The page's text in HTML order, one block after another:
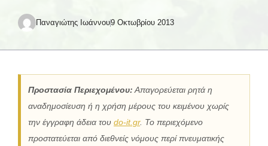
Παναγιώτης Ιωάννου9 Οκτωβρίου 2013
Προστασία Περιεχομένου: Απαγορεύεται ρητά η
αναδημοσίευση ή η χρήση μέρους του κειμένου χωρίς
την έγγραφη άδεια του do-it.gr. Το περιεχόμενο
προστατεύεται από διεθνείς νόμους περί πνευματικής